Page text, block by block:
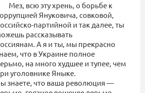
Мез, всю эту хрень, о борьбе к
Януковича, совковой,
партийной и так далее, ты
рассказывать
А я и ты, мы прекрасно
что в Украине полное
на много худшее и тупее, чем
уголовнике Яныке.
знаете, что ваша революция —